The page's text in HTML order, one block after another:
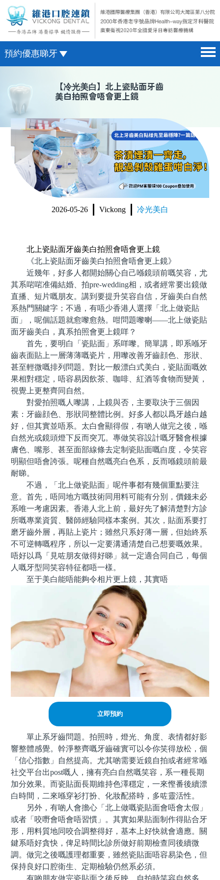
預約優惠睇牙
醫院簡介 hospital introduction
醫生介紹 doctor introduction
醫療新聞 medical news
種植牙 dental implant
箍牙 orthodontics
收費標準 change standard
微信預約
WhatsApp預約
【冷光美白】北上瓷貼面牙齒
美白拍照會唔會更上鏡
2026-05-26 Vickong 冷光美白
北上瓷貼面牙齒美白拍照會唔會更上鏡
《北上瓷貼面牙齒美白拍照會唔會更上鏡》
近幾年，好多人都開始關心自己喺鏡頭前嘅笑容，尤
其系啱啱准備結婚、拍pre-wedding相，或者經常要出鏡做
直播、短片嘅朋友。講到要提升笑容自信，牙齒美白自然
系熱門關鍵字；不過，有唔少香港人選擇「北上做瓷貼
面」，呢個話題就愈嚟愈熱。咁問題嚟喇——北上做瓷貼
面牙齒美白，真系拍照會更上鏡咩？
首先，要明白「瓷貼面」系咩嚟。簡單講，即系喺牙
齒表面貼上一層薄薄嘅瓷片，用嚟改善牙齒顔色、形狀、
甚至輕微嘅排列問題。對比一般漂白式美白，瓷貼面嘅效
果相對穩定，唔容易因飲茶、咖啡、紅酒等食物而變黃，
視覺上更整齊同自然。
對愛拍照嘅人嚟講，上鏡與否，主要取決于三個因
素：牙齒顔色、形狀同整體比例。好多人都以爲牙越白越
好，但其實並唔系。太白會顯得假，有啲人做完之後，喺
自然光或鏡頭燈下反而突兀。專做笑容設計嘅牙醫會根據
膚色、嘴形、甚至面部線條去定制瓷貼面嘅白度，令笑容
明顯但唔會誇張。呢種自然嘅亮白色系，反而喺鏡頭前最
耐睇。
不過，「北上做瓷貼面」呢件事都有幾個重點要注
意。首先，唔同地方嘅技術同用料可能有分別，價錢未必
系唯一考慮因素。香港人北上前，最好先了解清楚對方診
所嘅專業資質、醫師經驗同樣本案例。其次，貼面系要打
磨牙齒外層，再貼上瓷片；雖然只系好薄一層，但始終系
不可逆轉嘅程序，所以一定要溝通清楚自己想要嘅效果。
唔好以爲「見咗朋友做得好睇」就一定適合同自己，每個
人嘅牙型同笑容特征都唔一樣。
至于美白能唔能夠令相片更上鏡，其實唔
立即預約
單止系牙齒問題。拍照時，燈光、角度、表情都好影
響整體感覺。幹淨整齊嘅牙齒確實可以令你笑得放松，個
「信心指數」自然提高。尤其啲需要近鏡自拍或者經常喺
社交平台出post嘅人，擁有亮白自然嘅笑容，系一種長期
加分效果。而瓷貼面長期維持色澤穩定，一來慳番後續漂
白時間，二來喺穿衫打扮、化妝配搭時，多咗靈活性。
另外，有啲人會擔心「北上做嘅瓷貼面會唔會太假」
或者「咬嘢會唔會唔習慣」。其實如果貼面制作得貼合牙
形，用料質地同咬合調整得好，基本上好快就會適應。關
鍵系唔好貪快，俾足時間比診所做好前期檢查同後續微
調。做完之後嘅護理都重要，雖然瓷貼面唔容易染色，但
保持良好口腔衛生、定期檢驗仍然系必須。
有啲朋友做完瓷貼面之後反映，自拍時笑容自然多